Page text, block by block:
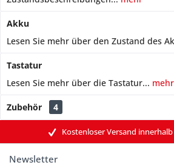
Akku
Lesen Sie mehr über den Zustand des
Tastatur
Lesen Sie mehr über die Tastatur... mehr
Zubehör 4
Kostenloser Versand
Newsletter